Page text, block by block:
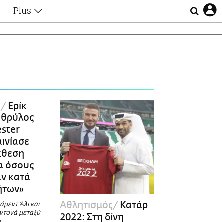
Plus
Οι Αθηναίοι
Απώλειες
Lgbtqi+
Επιλογές
Ερίκ
όσους
κατά
Άλι και
μεταξύ
Αθλητισμός Κατάρ
2022: Στη δίνη